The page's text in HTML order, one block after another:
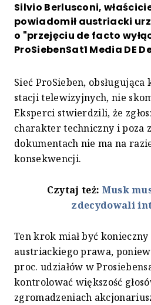
Silvio Berlusconi,
powiadomił austriacki
o "przejęciu de facto
ProSiebenSat1 Media DE
Sieć ProSieben,
stacji telewizyjnych, nie
Eksperci stwierdzili, że
charakter techniczny i poza
dokumentach nie ma na
konsekwencji.
Czytaj też: Musk
zdecydowali
Ten krok miał być
austriackiego prawa,
proc. udziałów w
kontrolować większość
zgromadzeniach